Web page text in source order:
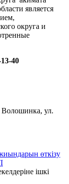
является
округа и
40
ул.
өткізу